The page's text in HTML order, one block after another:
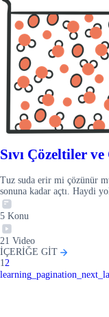
Sıvı Çözeltiler
Tuz suda erir mi çözünür
sonuna kadar açtı. Haydi
5 Konu
21 Video
İÇERİĞE GİT
12